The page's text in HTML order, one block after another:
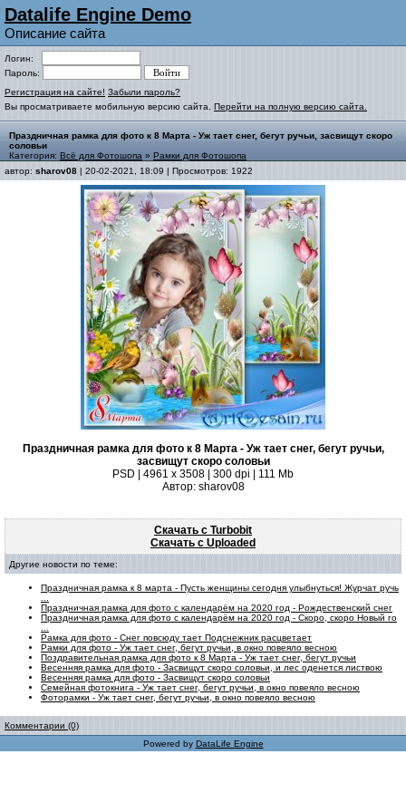
Datalife Engine Demo
Описание сайта
Логин:
Пароль:
Регистрация на сайте! Забыли пароль?
Вы просматриваете мобильную версию сайта. Перейти на полную версию сайта.
Праздничная рамка для фото к 8 Марта - Уж тает снег, бегут ручьи, засвищут скоро
соловьи
Категория: Всё для Фотошопа » Рамки для Фотошопа
автор: sharov08 | 20-02-2021, 18:09 | Просмотров: 1922
Праздничная рамка для фото к 8 Марта - Уж тает снег, бегут ручьи,
засвищут скоро соловьи
PSD | 4961 х 3508 | 300 dpi | 111 Mb
Автор: sharov08
Скачать с Turbobit
Скачать с Uploaded
Другие новости по теме:
Праздничная рамка к 8 марта - Пусть женщины сегодня улыбнуться! Журчат ручь
Праздничная рамка для фото с календарём на 2020 год - Рождественский снег
Праздничная рамка для фото с календарём на 2020 год - Скоро, скоро Новый го
Рамка для фото - Снег повсюду тает Подснежник расцветает
Рамки для фото - Уж тает снег, бегут ручьи, в окно повеяло весною
Поздравительная рамка для фото к 8 Марта - Уж тает снег, бегут ручьи
Весенняя рамка для фото - Засвищут скоро соловьи, и лес оденется листвою
Весенняя рамка для фото - Засвищут скоро соловьи
Семейная фотокнига - Уж тает снег, бегут ручьи, в окно повеяло весною
Фоторамки - Уж тает снег, бегут ручьи, в окно повеяло весною
Комментарии (0)
Powered by DataLife Engine